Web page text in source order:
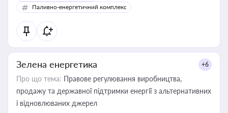
Паливно-енергетичний комплекс
Зелена енергетика +6
Про що тема: Правове регулювання виробництва,
продажу та державної підтримки енергії з альтернативних
і відновлюваних джерел